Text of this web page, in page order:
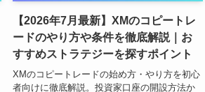
【2026年7月最新】XMのコピートレ
ードのやり方や条件を徹底解説｜お
すすめストラテジーを探すポイント
XMのコピートレードの始め方・やり方を初心
者向けに徹底解説。投資家口座の開設方法か